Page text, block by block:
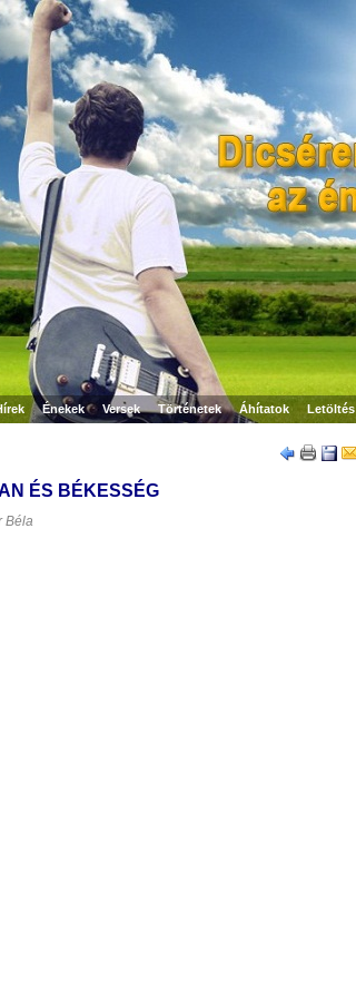
Énekek Versek Történetek Áhítatok Letöltés
ÉS BÉKESSÉG
Béla